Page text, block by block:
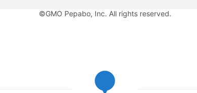
©GMO Pepabo, Inc. All rights reserved.